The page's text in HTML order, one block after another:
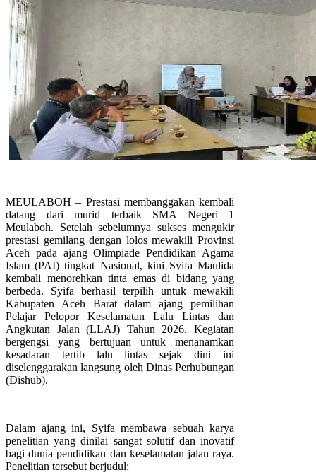
MEULABOH – Prestasi membanggakan kembali
datang dari murid terbaik SMA Negeri 1
Meulaboh. Setelah sebelumnya sukses mengukir
prestasi gemilang dengan lolos mewakili Provinsi
Aceh pada ajang Olimpiade Pendidikan Agama
Islam (PAI) tingkat Nasional, kini Syifa Maulida
kembali menorehkan tinta emas di bidang yang
berbeda. Syifa berhasil terpilih untuk mewakili
Kabupaten Aceh Barat dalam ajang pemilihan
Pelajar Pelopor Keselamatan Lalu Lintas dan
Angkutan Jalan (LLAJ) Tahun 2026. Kegiatan
bergengsi yang bertujuan untuk menanamkan
kesadaran tertib lalu lintas sejak dini ini
diselenggarakan langsung oleh Dinas Perhubungan
(Dishub).
Dalam ajang ini, Syifa membawa sebuah karya
penelitian yang dinilai sangat solutif dan inovatif
bagi dunia pendidikan dan keselamatan jalan raya.
Penelitian tersebut berjudul: